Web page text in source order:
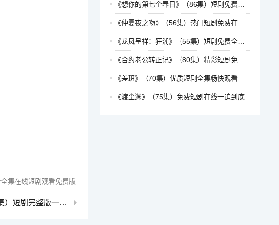
全集在线短剧观看免费版
《重生七零硬核老太太不好惹》（85集）短剧完整版一次看过瘾
《想你的第七个春日》（86集）短剧免费全集在线赏
《仲夏夜之吻》（56集）热门短剧免费在线赏看
《龙凤呈祥：狂潮》（55集）短剧免费全集畅快看
《合约老公转正记》（80集）精彩短剧免费连续看
《差班》（70集）优质短剧全集畅快观看
《渡尘渊》（75集）免费短剧在线一追到底